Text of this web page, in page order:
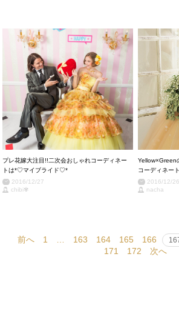
プレ花嫁大注目!!二次会おしゃれコーディネー
トは*♡マイブライド♡*
2016/12/27
chibi✾
コーディネー
2016/12/26
nacha
前へ 1 163 164 165 166
171
172 次へ